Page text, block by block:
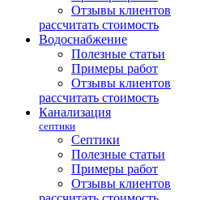
Отзывы клиентов
рассчитать стоимость
Водоснабжение
Полезные статьи
Примеры работ
Отзывы клиентов
рассчитать стоимость
Канализация
септики
Септики
Полезные статьи
Примеры работ
Отзывы клиентов